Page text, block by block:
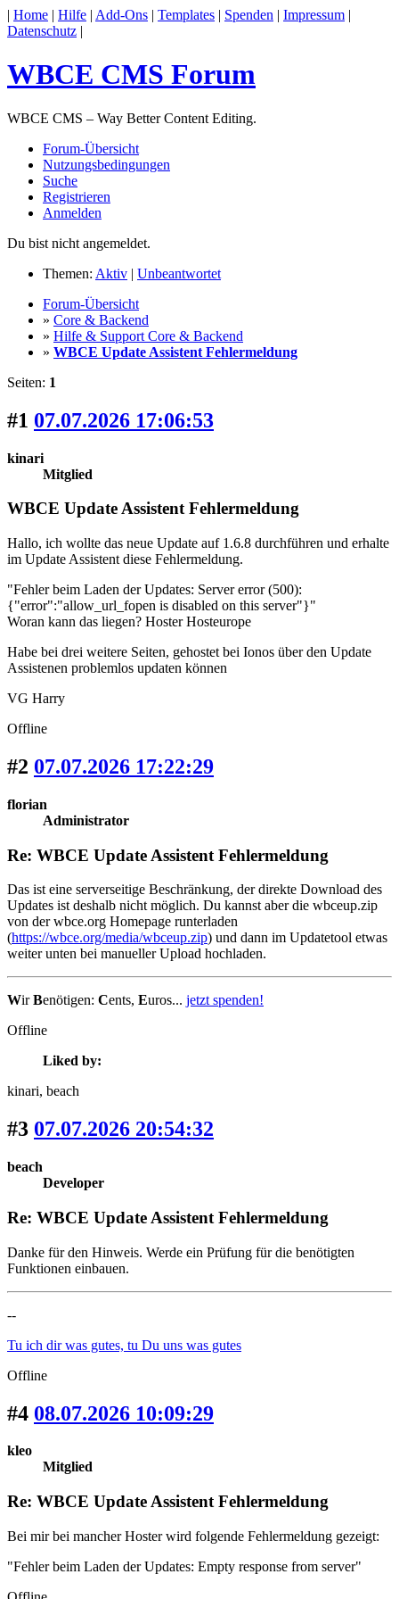
| Home | Hilfe | Add-Ons | Templates | Spenden | Impressum |
Datenschutz |
WBCE CMS Forum
WBCE CMS – Way Better Content Editing.
Forum-Übersicht
Nutzungsbedingungen
Suche
Registrieren
Anmelden
Du bist nicht angemeldet.
Themen: Aktiv | Unbeantwortet
Forum-Übersicht
» Core & Backend
» Hilfe & Support Core & Backend
» WBCE Update Assistent Fehlermeldung
Seiten: 1
#1 07.07.2026 17:06:53
kinari
Mitglied
WBCE Update Assistent Fehlermeldung
Hallo, ich wollte das neue Update auf 1.6.8 durchführen und erhalte
im Update Assistent diese Fehlermeldung.
"Fehler beim Laden der Updates: Server error (500):
{"error":"allow_url_fopen is disabled on this server"}"
Woran kann das liegen? Hoster Hosteurope
Habe bei drei weitere Seiten, gehostet bei Ionos über den Update
Assistenen problemlos updaten können
VG Harry
Offline
#2 07.07.2026 17:22:29
florian
Administrator
Re: WBCE Update Assistent Fehlermeldung
Das ist eine serverseitige Beschränkung, der direkte Download des
Updates ist deshalb nicht möglich. Du kannst aber die wbceup.zip
von der wbce.org Homepage runterladen
(https://wbce.org/media/wbceup.zip) und dann im Updatetool etwas
weiter unten bei manueller Upload hochladen.
WirBenötigen: Cents, Euros... jetzt spenden!
Offline
Liked by:
kinari, beach
#3 07.07.2026 20:54:32
beach
Developer
Re: WBCE Update Assistent Fehlermeldung
Danke für den Hinweis. Werde ein Prüfung für die benötigten
Funktionen einbauen.
--
Tu ich dir was gutes, tu Du uns was gutes
Offline
#4 08.07.2026 10:09:29
kleo
Mitglied
Re: WBCE Update Assistent Fehlermeldung
Bei mir bei mancher Hoster wird folgende Fehlermeldung gezeigt:
"Fehler beim Laden der Updates: Empty response from server"